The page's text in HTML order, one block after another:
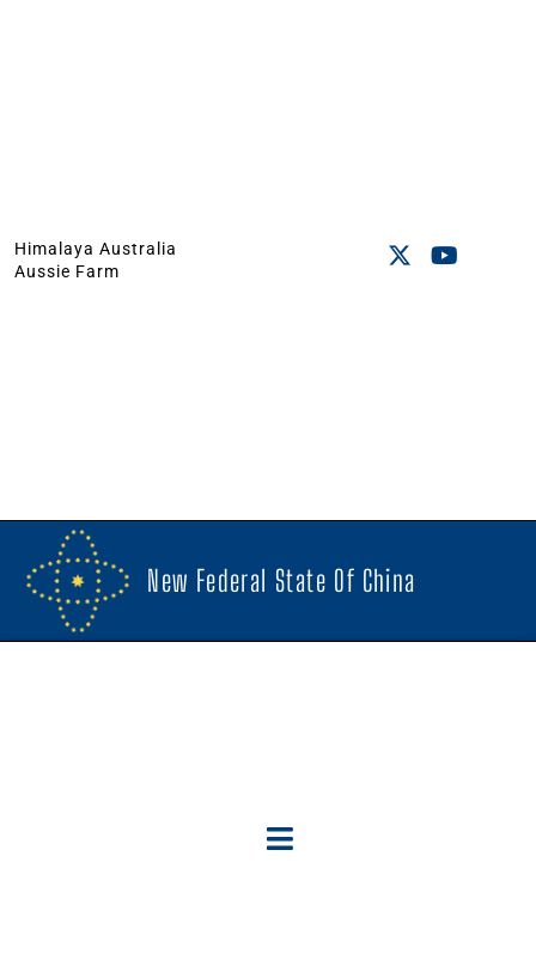
Himalaya Australia
Aussie Farm
New Federal State Of China